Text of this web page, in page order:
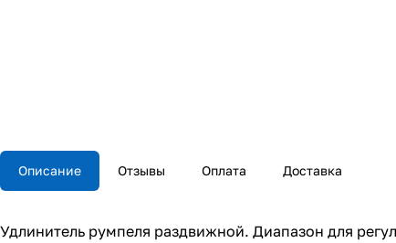
Описание Отзывы Оплата Доставка
Удлинитель румпеля раздвижной. Диапазон для